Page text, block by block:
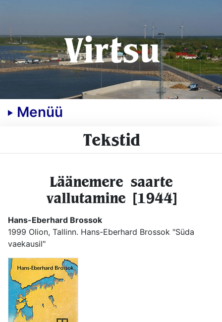
Virtsu
Menüü
Tekstid
Läänemere saarte
vallutamine [1944]
Hans-Eberhard Brossok
1999 Olion, Tallinn. Hans-Eberhard Brossok "Süda
vaekausil"